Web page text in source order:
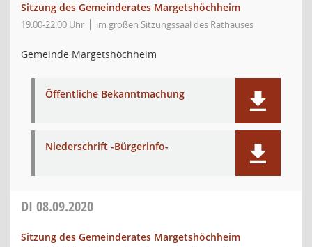
Sitzung des Gemeinderates Margetshöchheim
19:00-22:00 Uhr im großen Sitzungssaal des Rathauses
Gemeinde Margetshöchheim
Öffentliche Bekanntmachung
Niederschrift -Bürgerinfo-
DI 08.09.2020
Sitzung des Gemeinderates Margetshöchheim